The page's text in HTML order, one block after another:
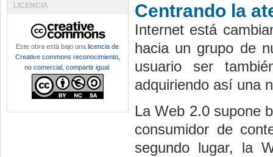
Centrando la
Internet está
hacia un grupo de
usuario ser
adquiriendo así una
La Web 2.0 supone
consumidor de
segundo lugar, la
LICENCIA
Este obra está bajo unalicencia de
Creative commons reconocimiento,
no comercial, compartir igual